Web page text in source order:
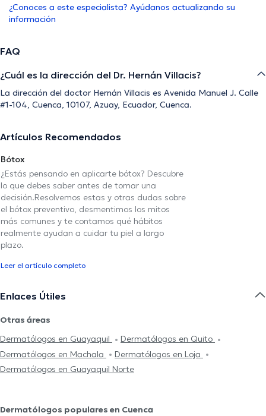
¿Conoces a este especialista? Ayúdanos actualizando su
información
FAQ
¿Cuál es la dirección del Dr. Hernán Villacis?
La dirección del doctor Hernán Villacis es Avenida Manuel J. Calle
#1-104, Cuenca, 10107, Azuay, Ecuador, Cuenca.
Artículos Recomendados
Bótox
¿Estás pensando en aplicarte bótox? Descubre
lo que debes saber antes de tomar una
decisión.Resolvemos estas y otras dudas sobre
el bótox preventivo, desmentimos los mitos
más comunes y te contamos qué hábitos
realmente ayudan a cuidar tu piel a largo
plazo.
Leer el artículo completo
Enlaces Útiles
Otras áreas
Dermatólogos en Guayaquil
Dermatólogos en Quito
Dermatólogos en Machala
Dermatólogos en Loja
Dermatólogos en Guayaquil Norte
Dermatólogos populares en Cuenca